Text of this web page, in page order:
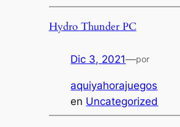
Hydro Thunder PC
Dic 3, 2021—por
aquiyahorajuegos
en Uncategorized